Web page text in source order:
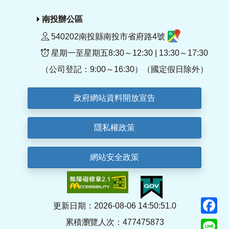
南投辦公區
540202南投縣南投市省府路4號
星期一至星期五8:30～12:30 | 13:30～17:30
（公司登記：9:00～16:30）（國定假日除外）
政府網站資料開放宣告
隱私權政策
網站安全政策
更新日期：2026-08-06 14:50:51.0
累積瀏覽人次：477475873